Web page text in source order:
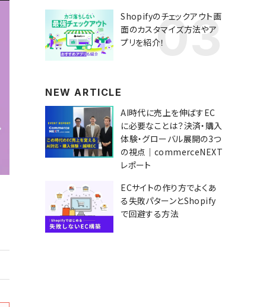
Shopifyのチェックアウト画
面のカスタマイズ方法やア
プリを紹介！
NEW ARTICLE
AI時代に売上を伸ばすEC
に必要なことは？決済・購入
体験・グローバル展開の3つ
の視点｜commerceNEXT
レポート
ECサイトの作り方でよくあ
る失敗パターンとShopify
で回避する方法